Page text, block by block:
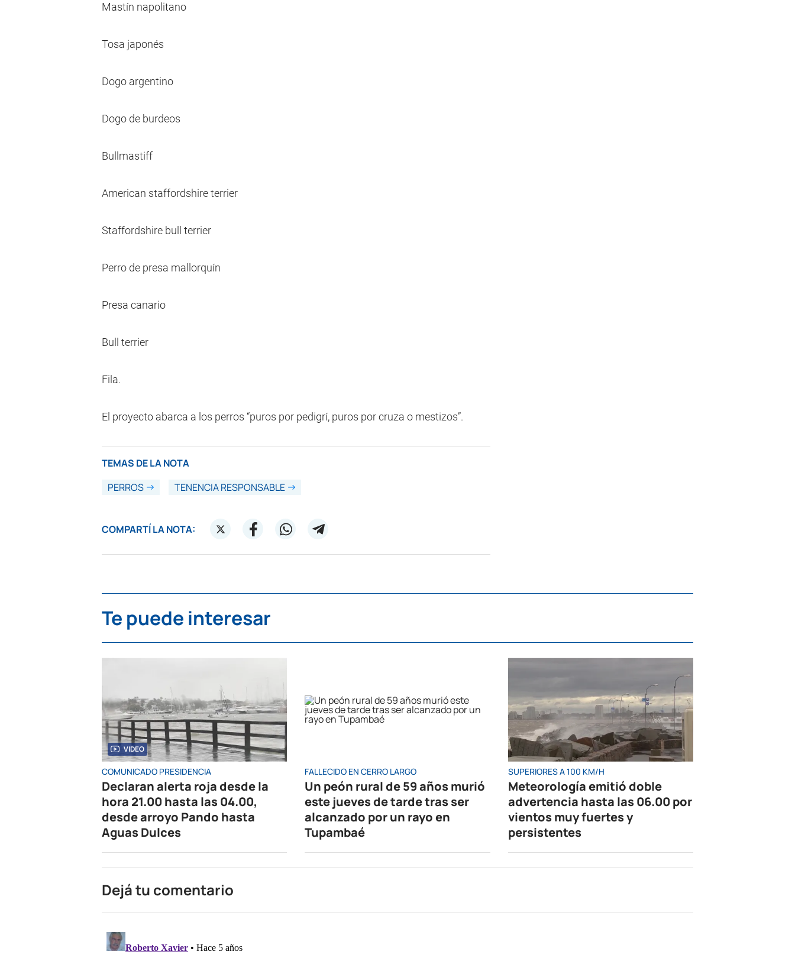
Mastín napolitano
Tosa japonés
Dogo argentino
Dogo de burdeos
Bullmastiff
American staffordshire terrier
Staffordshire bull terrier
Perro de presa mallorquín
Presa canario
Bull terrier
Fila.
El proyecto abarca a los perros “puros por pedigrí, puros por cruza o mestizos”.
TEMAS DE LA NOTA
PERROS
TENENCIA RESPONSABLE
COMPARTÍ LA NOTA:
Te puede interesar
VIDEO
COMUNICADO PRESIDENCIA
Declaran alerta roja desde la
hora 21.00 hasta las 04.00,
desde arroyo Pando hasta
Aguas Dulces
FALLECIDO EN CERRO LARGO
Un peón rural de 59 años murió
este jueves de tarde tras ser
alcanzado por un rayo en
Tupambaé
SUPERIORES A 100 KM/H
Meteorología emitió doble
advertencia hasta las 06.00 por
vientos muy fuertes y
persistentes
Dejá tu comentario